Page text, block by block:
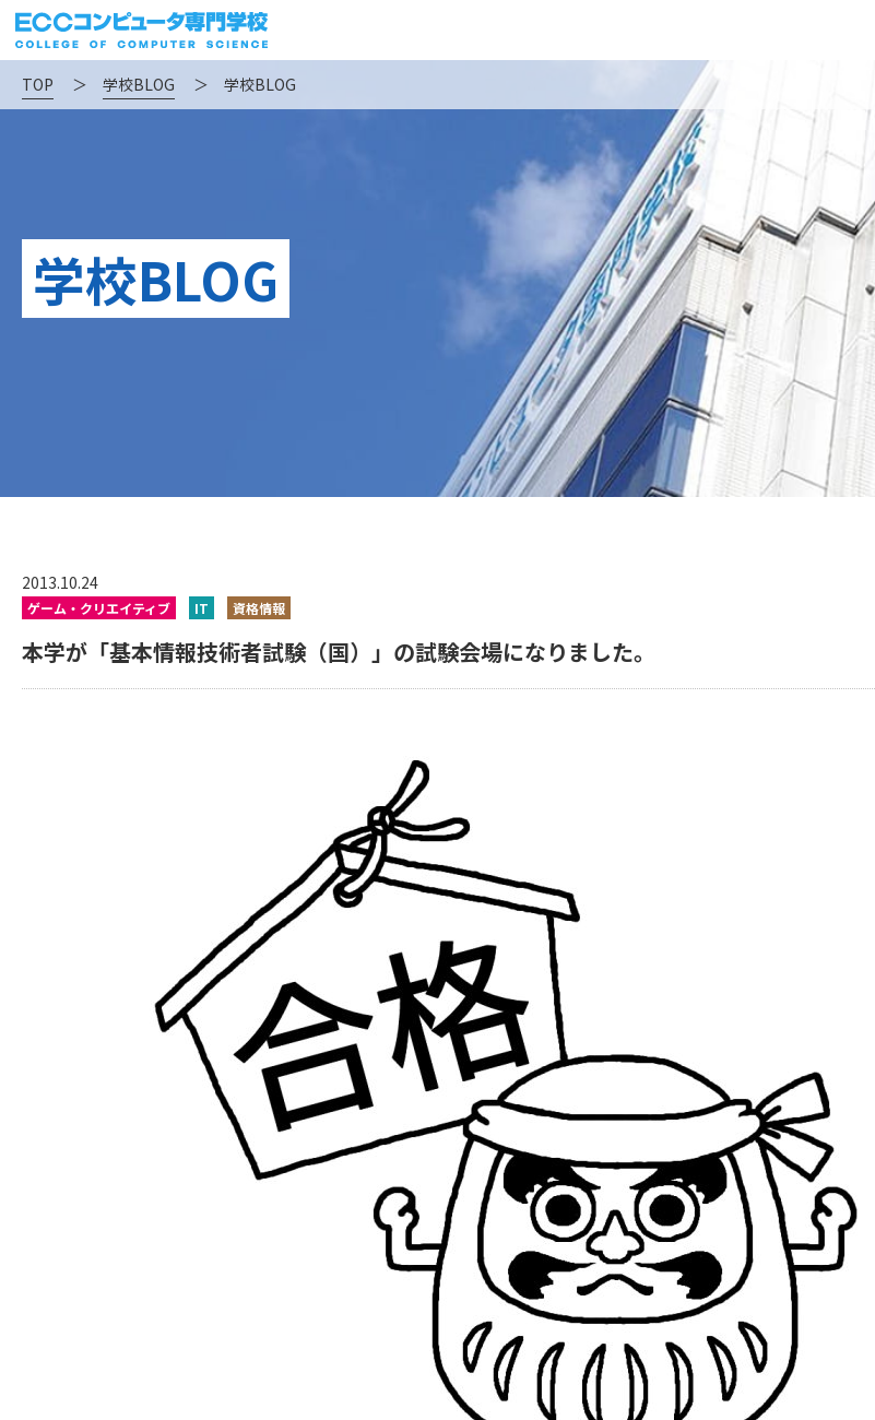
TOP ＞ 学校BLOG ＞ 学校BLOG
学校BLOG
2013.10.24
ゲーム・クリエイティブ IT 資格情報
本学が「基本情報技術者試験（国）」の試験会場になりました。